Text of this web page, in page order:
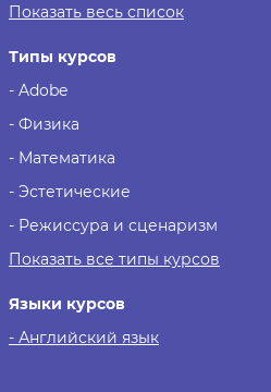
Показать весь список
Типы курсов
- Adobe
- Физика
- Математика
- Эстетические
- Режиссура и сценаризм
Показать все типы курсов
Языки курсов
- Английский язык